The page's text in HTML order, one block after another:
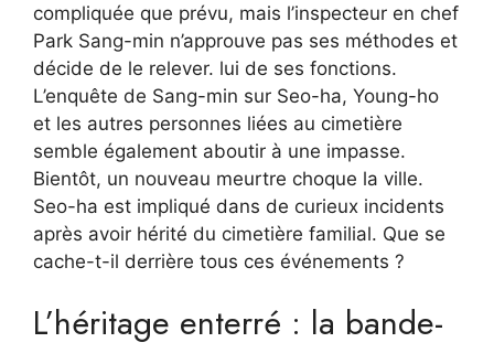
compliquée que prévu, mais l’inspecteur en chef
Park Sang-min n’approuve pas ses méthodes et
décide de le relever. lui de ses fonctions.
L’enquête de Sang-min sur Seo-ha, Young-ho
et les autres personnes liées au cimetière
semble également aboutir à une impasse.
Bientôt, un nouveau meurtre choque la ville.
Seo-ha est impliqué dans de curieux incidents
après avoir hérité du cimetière familial. Que se
cache-t-il derrière tous ces événements ?
L’héritage enterré : la bande-